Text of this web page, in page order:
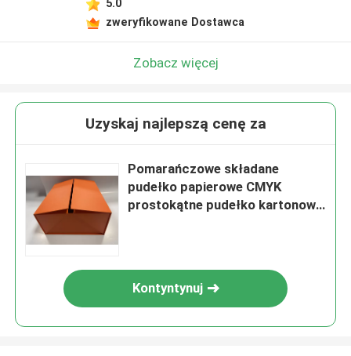
5.0
zweryfikowane Dostawca
Zobacz więcej
Uzyskaj najlepszą cenę za
Pomarańczowe składane
pudełko papierowe CMYK
prostokątne pudełko kartonowe
Kontyntynuj